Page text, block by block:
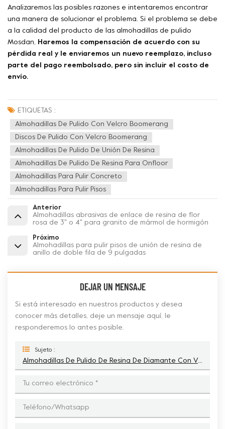
Analizaremos las posibles razones e intentaremos encontrar
una manera de solucionar el problema. Si el problema se debe
a la calidad del producto de las almohadillas de pulido
Mosdan, Haremos la compensación de acuerdo con su
pérdida real y le enviaremos un nuevo reemplazo, incluso
parte del pago reembolsado, pero sin incluir el costo de
envío.
ETIQUETAS :
Almohadillas De Pulido Con Velcro Boomerang
Discos De Pulido Con Velcro Boomerang
Almohadillas De Pulido De Unión De Resina
Almohadillas De Pulido De Resina Para Onfloor
Almohadillas Para Pulir Concreto
Almohadillas Para Pulir Pisos
Anterior
Almohadillas abrasivas de enlace de resina de flor
rosa de 3" o 4" para granito de mármol de hormigón
Próximo
Almohadillas para pulir pisos de unión de resina de
anillo de doble fila de 9 pulgadas
DEJAR UN MENSAJE
Si está interesado en nuestros productos y desea
conocer más detalles, deje un mensaje aquí, le
responderemos lo antes posible.
Sujeto :